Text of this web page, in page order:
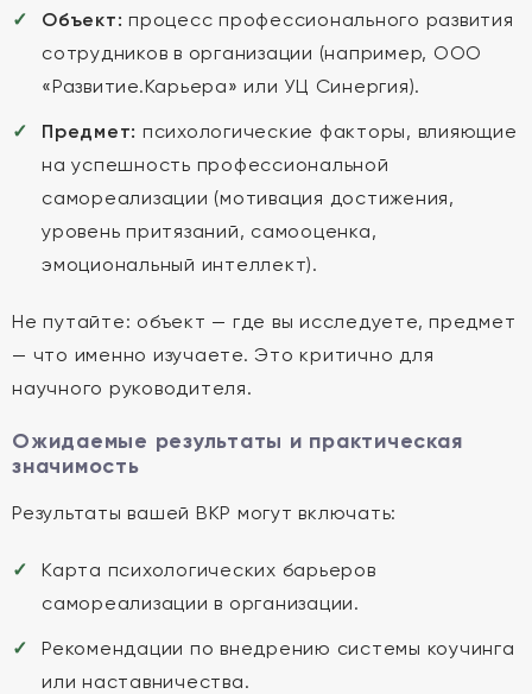
Объект: процесс профессионального развития
сотрудников в организации (например, ООО
«Развитие.Карьера» или УЦ Синергия).
Предмет: психологические факторы, влияющие
на успешность профессиональной
самореализации (мотивация достижения,
уровень притязаний, самооценка,
эмоциональный интеллект).
Не путайте: объект — где вы исследуете, предмет
— что именно изучаете. Это критично для
научного руководителя.
Ожидаемые результаты и практическая
значимость
Результаты вашей ВКР могут включать:
Карта психологических барьеров
самореализации в организации.
Рекомендации по внедрению системы коучинга
или наставничества.